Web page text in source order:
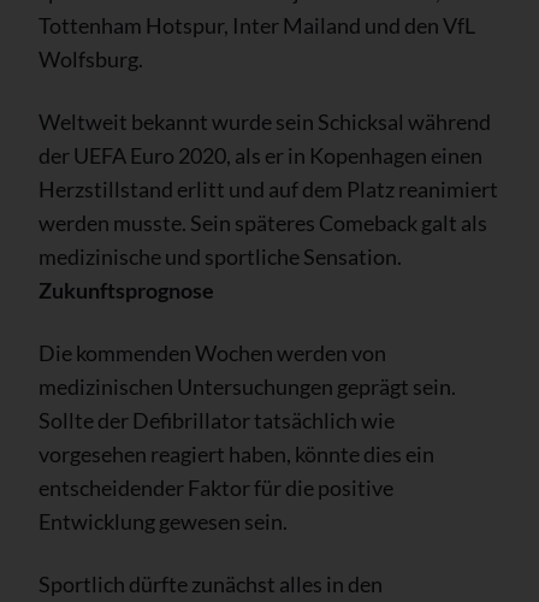
Tottenham Hotspur, Inter Mailand und den VfL
Wolfsburg.
Weltweit bekannt wurde sein Schicksal während
der UEFA Euro 2020, als er in Kopenhagen einen
Herzstillstand erlitt und auf dem Platz reanimiert
werden musste. Sein späteres Comeback galt als
medizinische und sportliche Sensation.
Zukunftsprognose
Die kommenden Wochen werden von
medizinischen Untersuchungen geprägt sein.
Sollte der Defibrillator tatsächlich wie
vorgesehen reagiert haben, könnte dies ein
entscheidender Faktor für die positive
Entwicklung gewesen sein.
Sportlich dürfte zunächst alles in den